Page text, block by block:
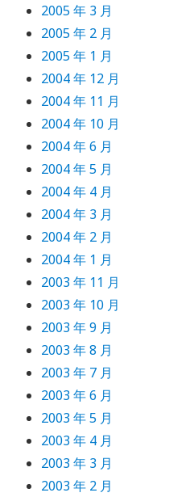
2005 年 3 月
2005 年 2 月
2005 年 1 月
2004 年 12 月
2004 年 11 月
2004 年 10 月
2004 年 6 月
2004 年 5 月
2004 年 4 月
2004 年 3 月
2004 年 2 月
2004 年 1 月
2003 年 11 月
2003 年 10 月
2003 年 9 月
2003 年 8 月
2003 年 7 月
2003 年 6 月
2003 年 5 月
2003 年 4 月
2003 年 3 月
2003 年 2 月